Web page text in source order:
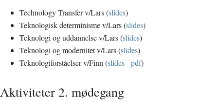
Technology Transfer v/Lars (slides)
Teknologisk determinisme v/Lars (slides)
Teknologi og uddannelse v/Lars (slides)
Teknologi og modernitet v/Lars (slides)
Teknologiforståelser v/Finn (slides-pdf)
Aktiviteter 2. mødegang